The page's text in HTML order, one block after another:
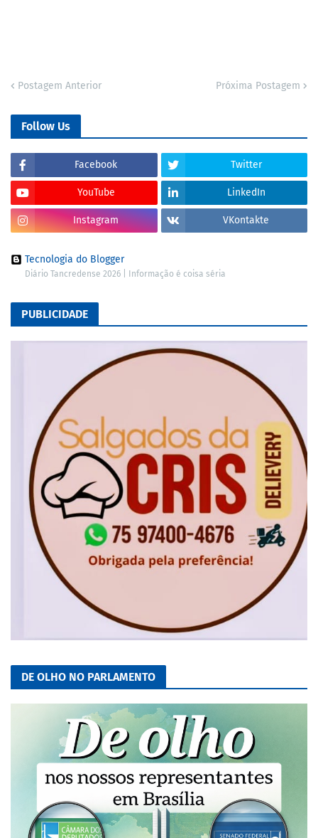
Postagem Anterior Próxima Postagem
Follow Us
Facebook Twitter
YouTube LinkedIn
Instagram VKontakte
Tecnologia do Blogger
Diário Tancredense 2026 | Informação é coisa séria
PUBLICIDADE
DE OLHO NO PARLAMENTO